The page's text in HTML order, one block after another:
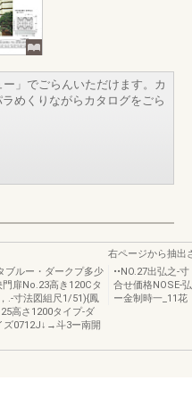
」でごらんいただけます。カ
めくりながらカタログをごら
ブルー・ダークプ多少
扉No.23高き120Cタ
.-寸法図組尺1/51){鳳
高さ1200タイプ-ダ
ズ0712J↓→斗3ー南開
右ページから抽出
••NO.27出弘之-
合せ価格NOSE-
ー金制時一_11花